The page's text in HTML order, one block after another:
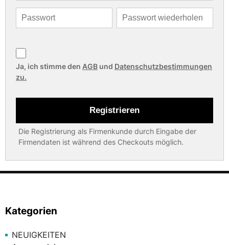
Ja, ich stimme den AGB und Datenschutzbestimmungen
zu.
Registrieren
Die Registrierung als Firmenkunde durch Eingabe der
Firmendaten ist während des Checkouts möglich.
Kategorien
NEUIGKEITEN